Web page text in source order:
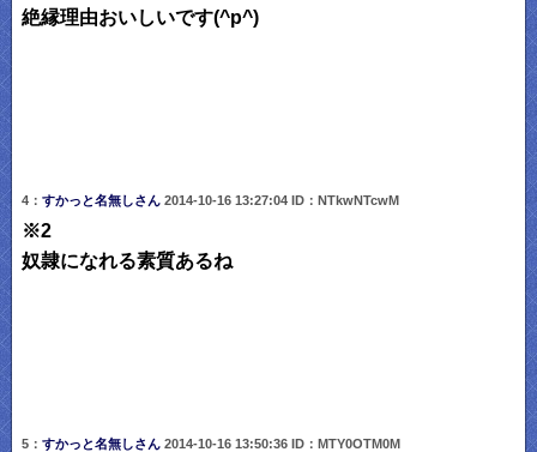
絶縁理由おいしいです(^p^)
4： すかっと名無しさん 2014-10-16 13:27:04 ID：NTkwNTcwM
※2
奴隷になれる素質あるね
5： すかっと名無しさん 2014-10-16 13:50:36 ID：MTY0OTM0M